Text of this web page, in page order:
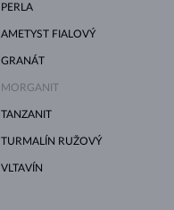
PERLA
AMETYST FIALOVÝ
GRANÁT
MORGANIT
TANZANIT
TURMALÍN RUŽOVÝ
VLTAVÍN